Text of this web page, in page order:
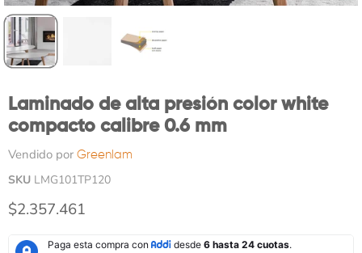
Laminado de alta presión color white
compacto calibre 0.6 mm
Vendido por Greenlam
SKU LMG101TP120
Precio actual
$2.357.461